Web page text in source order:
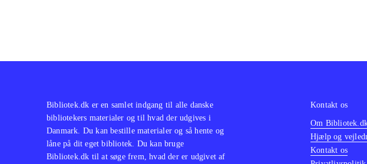
Bibliotek.dk er en samlet indgang til alle danske
bibliotekers materialer og til hvad der udgives i
Danmark. Du kan bestille materialer og så hente og
låne på dit eget bibliotek. Du kan bruge
Bibliotek.dk til at søge frem, hvad der er udgivet af
Kontakt os
Om
Hjælp og
Kontakt os